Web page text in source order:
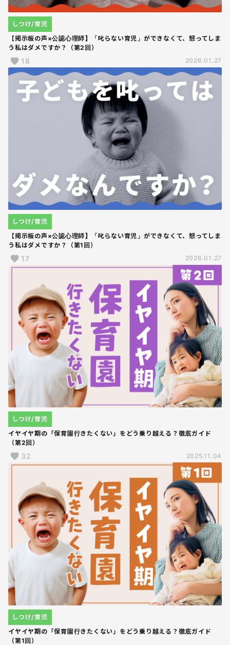
【掲示板の声×公認心理師】「叱らない育児」ができなくて、怒ってしま
う私はダメですか？（第2回）
しつけ/育児
18 2026.01.27
【掲示板の声×公認心理師】「叱らない育児」ができなくて、怒ってしま
う私はダメですか？（第1回）
しつけ/育児
17 2026.01.27
イヤイヤ期の「保育園行きたくない」をどう乗り越える？徹底ガイド
（第2回）
しつけ/育児
32 2025.11.04
イヤイヤ期の「保育園行きたくない」をどう乗り越える？徹底ガイド
（第1回）
しつけ/育児